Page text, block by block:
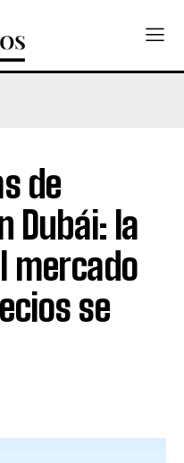
de
Dubái: la
mercado
se